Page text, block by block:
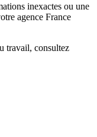
inexactes ou une
agence France
travail, consultez